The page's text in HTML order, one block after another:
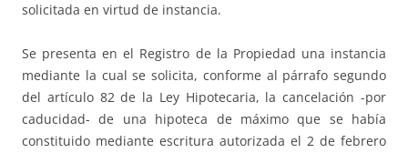
solicitada en virtud de instancia.
Se presenta en el Registro de la Propiedad una instancia
mediante la cual se solicita, conforme al párrafo segundo
del artículo 82 de la Ley Hipotecaria, la cancelación -por
caducidad- de una hipoteca de máximo que se había
constituido mediante escritura autorizada el 2 de febrero